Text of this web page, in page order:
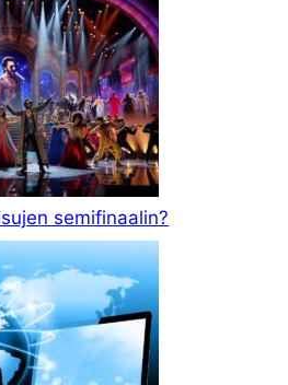
semifinaalin?